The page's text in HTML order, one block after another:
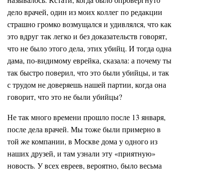
дело врачей, один из моих коллег по редакции
страшно громко возмущался и удивлялся, что как
это вдруг так легко и без доказательств говорят,
что не было этого дела, этих убийц. И тогда одна
дама, по-видимому еврейка, сказала: а почему ты
так быстро поверил, что это были убийцы, и так
с трудом не доверяешь нашей партии, когда она
говорит, что это не были убийцы?
Не так много времени прошло после 13 января,
после дела врачей. Мы тоже были примерно в
той же компании, в Москве дома у одного из
наших друзей, и там узнали эту «приятную»
новость. У всех евреев, вероятно, было весьма